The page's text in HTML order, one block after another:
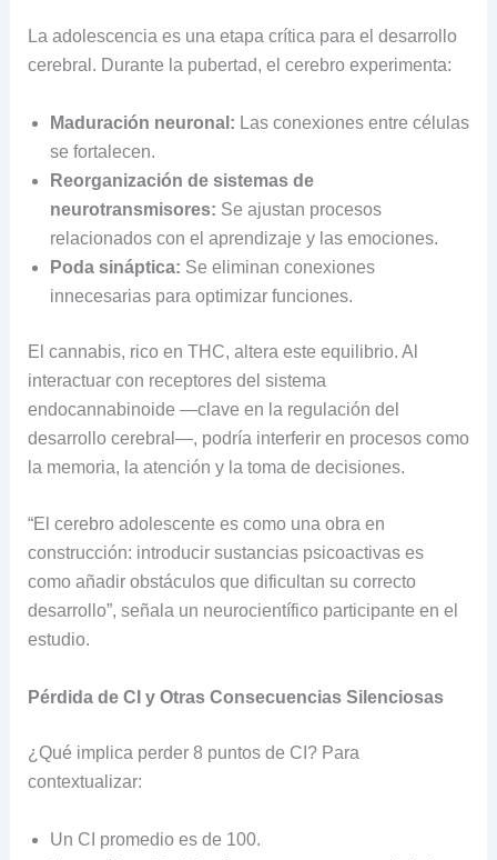
La adolescencia es una etapa crítica para el desarrollo
cerebral. Durante la pubertad, el cerebro experimenta:
Maduración neuronal: Las conexiones entre células
se fortalecen.
Reorganización de sistemas de
neurotransmisores: Se ajustan procesos
relacionados con el aprendizaje y las emociones.
Poda sináptica: Se eliminan conexiones
innecesarias para optimizar funciones.
El cannabis, rico en THC, altera este equilibrio. Al
interactuar con receptores del sistema
endocannabinoide —clave en la regulación del
desarrollo cerebral—, podría interferir en procesos como
la memoria, la atención y la toma de decisiones.
“El cerebro adolescente es como una obra en
construcción: introducir sustancias psicoactivas es
como añadir obstáculos que dificultan su correcto
desarrollo”, señala un neurocientífico participante en el
estudio.
Pérdida de CI y Otras Consecuencias Silenciosas
¿Qué implica perder 8 puntos de CI? Para
contextualizar:
Un CI promedio es de 100.